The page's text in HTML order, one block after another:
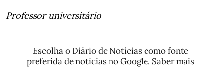
Professor universitário
Escolha o Diário de Notícias como fonte
preferida de notícias no Google. Saber mais